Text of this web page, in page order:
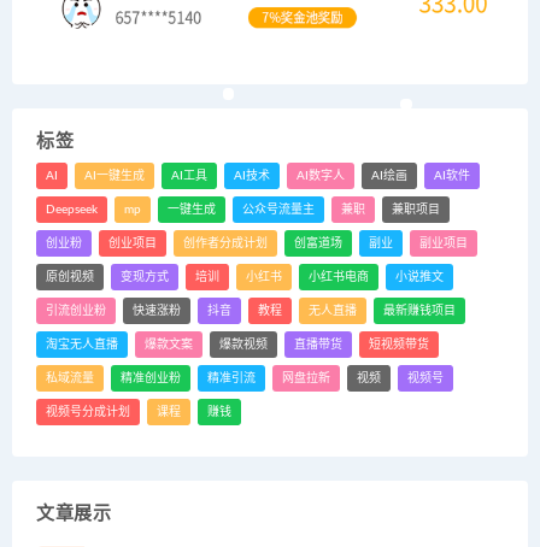
标签
AI AI一键生成 AI工具 AI技术 AI数字人 AI绘画 AI软件
Deepseek mp 一键生成 公众号流量主 兼职 兼职项目
创业粉 创业项目 创作者分成计划 创富道场 副业 副业项目
原创视频 变现方式 培训 小红书 小红书电商 小说推文
引流创业粉 快速涨粉 抖音 教程 无人直播 最新赚钱项目
淘宝无人直播 爆款文案 爆款视频 直播带货 短视频带货
私域流量 精准创业粉 精准引流 网盘拉新 视频 视频号
视频号分成计划 课程 赚钱
文章展示